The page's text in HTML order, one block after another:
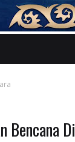
Bencana Di